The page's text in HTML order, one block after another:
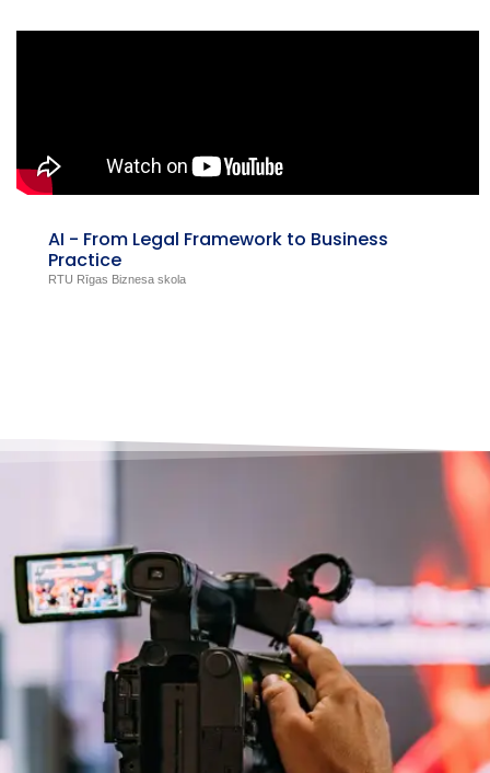
AI - From Legal Framework to Business
Practice
RTU Rīgas Biznesa skola